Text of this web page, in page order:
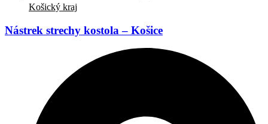
Košický kraj
Nástrek strechy kostola – Košice